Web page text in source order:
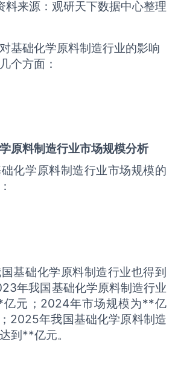
料来源：观研天下数据中心整理
基础化学原料制造行业的影响
个方面：
原料制造行业市场规模分析
化学原料制造行业市场规模的
基础化学原料制造行业也得到
年我国基础化学原料制造行业
元；2024年市场规模为**亿
2025年我国基础化学原料制造
到**亿元。